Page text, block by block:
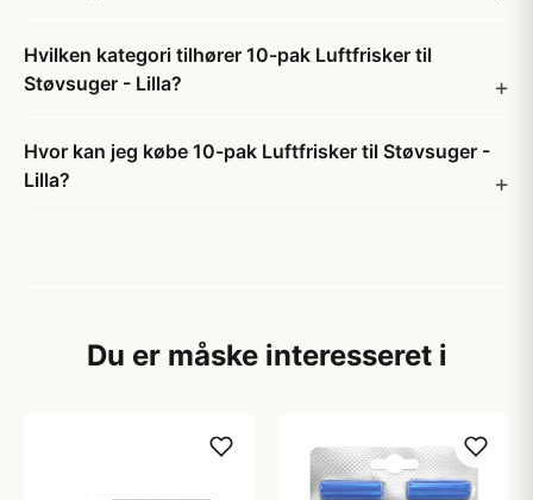
Hvilken kategori tilhører 10-pak Luftfrisker til
Støvsuger - Lilla?
Hvor kan jeg købe 10-pak Luftfrisker til Støvsuger -
Lilla?
Du er måske interesseret i